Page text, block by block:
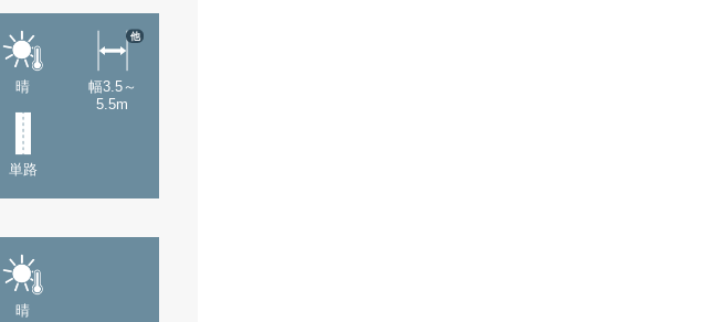
晴
幅3.5～
5.5m
他
単路
晴